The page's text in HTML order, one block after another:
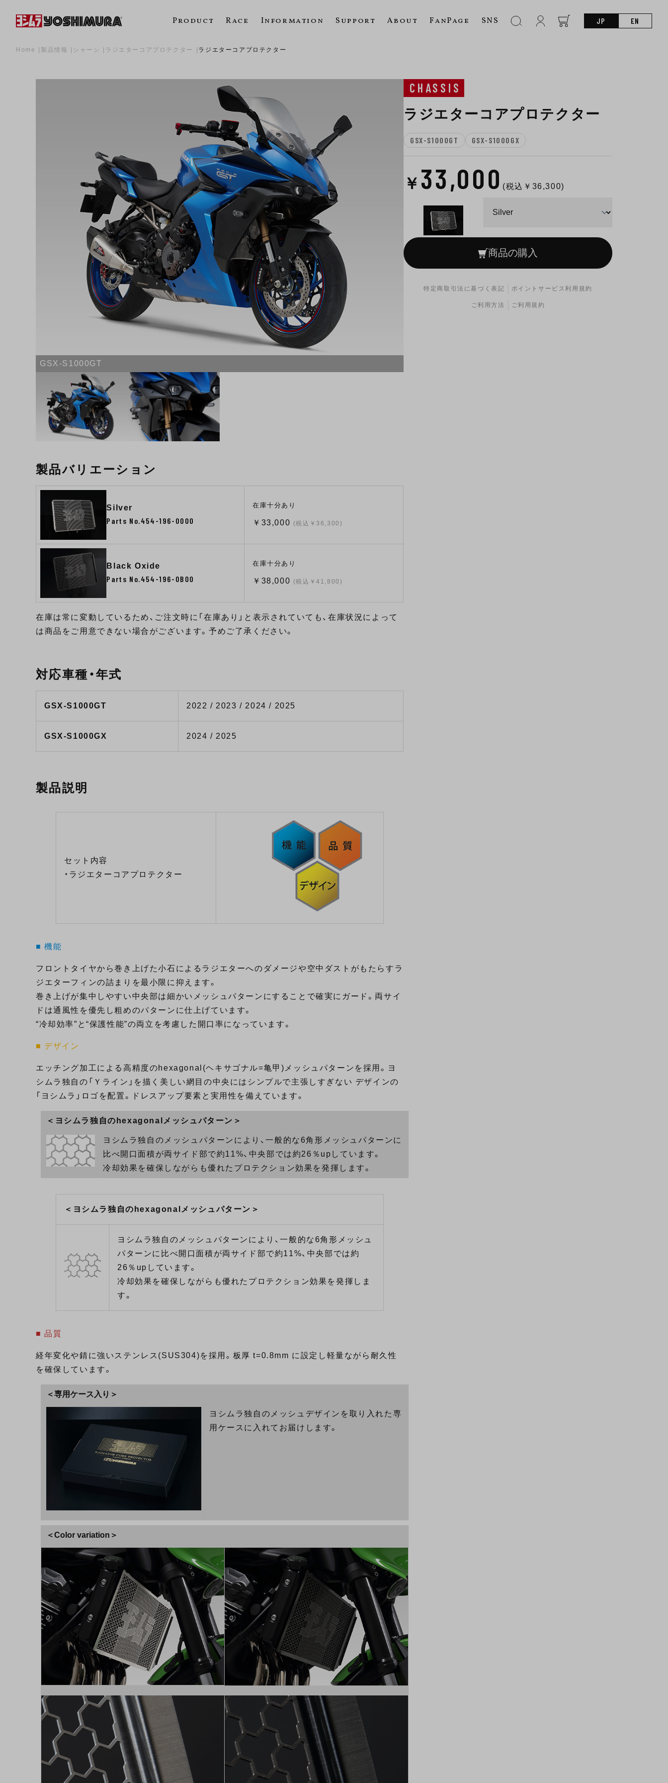
Product Race Information Support About FanPage SNS JP EN
Home 製品情報 シャーシ ラジエターコアプロテクター ラジエターコアプロテクター
GSX-S1000GT
CHASSIS
ラジエターコアプロテクター
GSX-S1000GT GSX-S1000GX
￥ 33,000 (税込￥ 36,300)
商品の購入
特定商取引法に基づく表記 ポイントサービス利用規約
ご利用方法 ご利用規約
製品バリエーション
Silver
Parts No.454-196-0000
在庫十分あり
￥33,000 (税込￥36,300)
Black Oxide
Parts No.454-196-0B00
在庫十分あり
￥38,000 (税込￥41,800)
在庫は常に変動しているため、ご注文時に「在庫あり」と表示されていても、在庫状況によって
は商品をご用意できない場合がございます。予めご了承ください。
対応車種・年式
GSX-S1000GT 2022 / 2023 / 2024 / 2025
GSX-S1000GX 2024 / 2025
製品説明
セット内容
・ラジエターコアプロテクター
■ 機能
フロントタイヤから巻き上げた小石によるラジエターへのダメージや空中ダストがもたらすラ
ジエターフィンの詰まりを最小限に抑えます。
巻き上げが集中しやすい中央部は細かいメッシュパターンにすることで確実にガード。両サイ
ドは通風性を優先し粗めのパターンに仕上げています。
“冷却効率”と“保護性能”の両立を考慮した開口率になっています。
■ デザイン
エッチング加工による高精度のhexagonal(ヘキサゴナル=亀甲)メッシュパターンを採用。ヨ
シムラ独自の「Ｙライン」を描く美しい網目の中央にはシンプルで主張しすぎない デザインの
「ヨシムラ」ロゴを配置。ドレスアップ要素と実用性を備えています。
＜ヨシムラ独自のhexagonalメッシュパターン＞
ヨシムラ独自のメッシュパターンにより、一般的な6角形メッシュパターンに
比べ開口面積が両サイド部で約11%、中央部では約26％upしています。
冷却効果を確保しながらも優れたプロテクション効果を発揮します。
＜ヨシムラ独自のhexagonalメッシュパターン＞
ヨシムラ独自のメッシュパターンにより、一般的な6角形メッシュ
パターンに比べ開口面積が両サイド部で約11%、中央部では約
26％upしています。
冷却効果を確保しながらも優れたプロテクション効果を発揮しま
す。
■ 品質
経年変化や錆に強いステンレス(SUS304)を採用。板厚 t=0.8mm に設定し軽量ながら耐久性
を確保しています。
＜専用ケース入り＞
ヨシムラ独自のメッシュデザインを取り入れた専
用ケースに入れてお届けします。
＜Color variation＞